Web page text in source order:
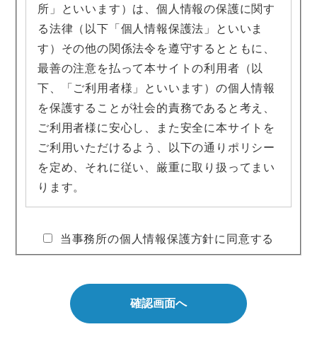
所」といいます）は、個人情報の保護に関す
る法律（以下「個人情報保護法」といいま
す）その他の関係法令を遵守するとともに、
最善の注意を払って本サイトの利用者（以
下、「ご利用者様」といいます）の個人情報
を保護することが社会的責務であると考え、
ご利用者様に安心し、また安全に本サイトを
ご利用いただけるよう、以下の通りポリシー
を定め、それに従い、厳重に取り扱ってまい
ります。
1. 個人情報を収集・利用する目的について
当事務所は、ご利用者様の同意のもと、氏
集させていただくことがあります。これらの
情報は、以下の目的に利用します。
当事務所の個人情報保護方針に同意する
確認画面へ